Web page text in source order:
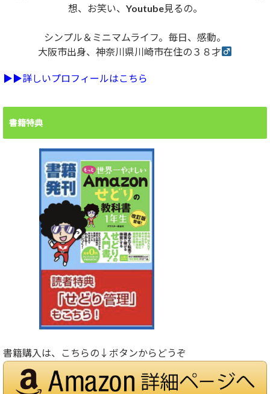
想、お笑い、Youtube見るの。
シンプル＆ミニマムライフ。毎日、感動。
大阪市出身、神奈川県川崎市在住の３８才
▶︎▶︎詳しいプロフィールはこちら
書籍特典
書籍購入は、こちらの↓ボタンからどうぞ